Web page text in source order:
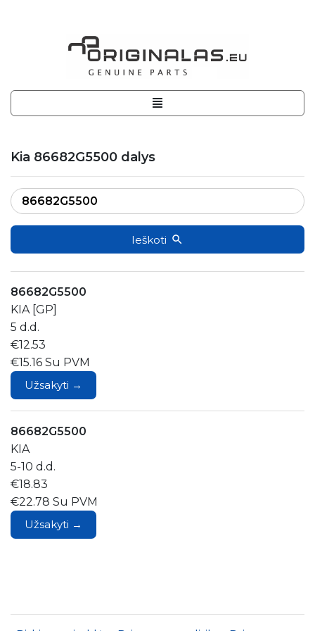
Kia 86682G5500 dalys
Ieškoti
86682G5500
KIA [GP]
5 d.d.
€12.53
€15.16 Su PVM
Užsakyti →
86682G5500
KIA
5-10 d.d.
€18.83
€22.78 Su PVM
Užsakyti →